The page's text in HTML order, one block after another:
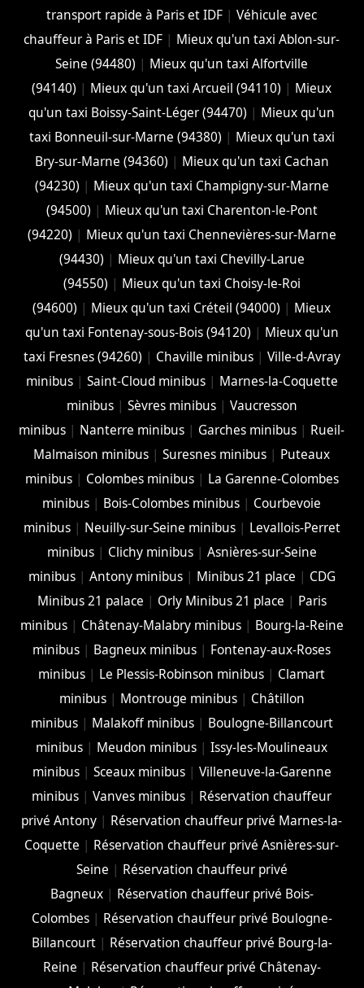
transport rapide à Paris et IDF |Véhicule avec
chauffeur à Paris et IDF | Mieux qu'un taxi Ablon-sur-
Seine (94480) | Mieux qu'un taxi Alfortville
(94140) | Mieux qu'un taxi Arcueil (94110) | Mieux
qu'un taxi Boissy-Saint-Léger (94470) | Mieux qu'un
taxi Bonneuil-sur-Marne (94380) | Mieux qu'un taxi
Bry-sur-Marne (94360) | Mieux qu'un taxi Cachan
(94230) | Mieux qu'un taxi Champigny-sur-Marne
(94500) | Mieux qu'un taxi Charenton-le-Pont
(94220) | Mieux qu'un taxi Chennevières-sur-Marne
(94430) | Mieux qu'un taxi Chevilly-Larue
(94550) | Mieux qu'un taxi Choisy-le-Roi
(94600) | Mieux qu'un taxi Créteil (94000) | Mieux
qu'un taxi Fontenay-sous-Bois (94120) | Mieux qu'un
taxi Fresnes (94260) | Chaville minibus| Ville-d-Avray
minibus| Saint-Cloud minibus| Marnes-la-Coquette
minibus| Sèvres minibus| Vaucresson
minibus | Nanterre minibus | Garches minibus | Rueil-
Malmaison minibus |Suresnes minibus | Puteaux
minibus| Colombes minibus| La Garenne-Colombes
minibus | Bois-Colombes minibus | Courbevoie
minibus| Neuilly-sur-Seine minibus| Levallois-Perret
minibus| Clichy minibus| Asnières-sur-Seine
minibus| Antony minibus| Minibus 21 place | CDG
Minibus 21 palace | Orly Minibus 21 place | Paris
minibus| Châtenay-Malabry minibus| Bourg-la-Reine
minibus | Bagneux minibus | Fontenay-aux-Roses
minibus | Le Plessis-Robinson minibus | Clamart
minibus| Montrouge minibus| Châtillon
minibus| Malakoff minibus| Boulogne-Billancourt
minibus | Meudon minibus |Issy-les-Moulineaux
minibus| Sceaux minibus| Villeneuve-la-Garenne
minibus |Vanves minibus | Réservation chauffeur
privé Antony | Réservation chauffeur privé Marnes-la-
Coquette | Réservation chauffeur privé Asnières-sur-
Seine | Réservation chauffeur privé
Bagneux| Réservation chauffeur privé Bois-
Colombes| Réservation chauffeur privé Boulogne-
Billancourt| Réservation chauffeur privé Bourg-la-
Reine | Réservation chauffeur privé Châtenay-